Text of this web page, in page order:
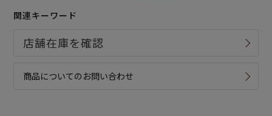
関連キーワード
商品についてのお問い合わせ